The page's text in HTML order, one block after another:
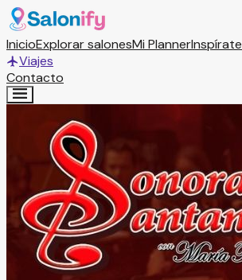
InicioExplorar salonesMi PlannerInspírate
Viajes
Contacto